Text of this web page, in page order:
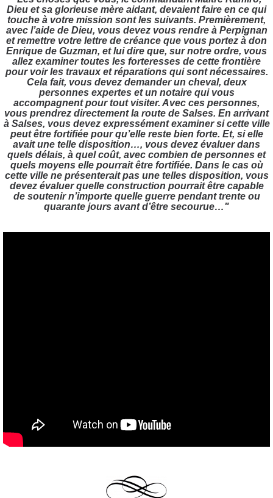
Dieu et sa glorieuse mère aidant, devaient faire en ce qui
touche à votre mission sont les suivants. Premièrement,
avec l’aide de Dieu, vous devez vous rendre à Perpignan
et remettre votre lettre de créance que vous portez à don
Enrique de Guzman, et lui dire que, sur notre ordre, vous
allez examiner toutes les forteresses de cette frontière
pour voir les travaux et réparations qui sont nécessaires.
Cela fait, vous devez demander un cheval, deux
personnes expertes et un notaire qui vous
accompagnent pour tout visiter. Avec ces personnes,
vous prendrez directement la route de Salses. En arrivant
à Salses, vous devez expressément examiner si cette ville
peut être fortifiée pour qu’elle reste bien forte. Et, si elle
avait une telle disposition…, vous devez évaluer dans
quels délais, à quel coût, avec combien de personnes et
quels moyens elle pourrait être fortifiée. Dans le cas où
cette ville ne présenterait pas une telles disposition, vous
devez évaluer quelle construction pourrait être capable
de soutenir n’importe quelle guerre pendant trente ou
quarante jours avant d’être secourue…"